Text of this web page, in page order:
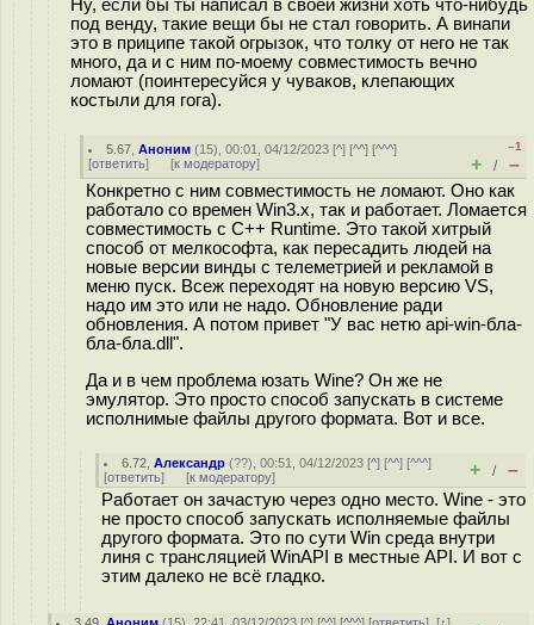
Ну, если бы ты написал в своей жизни хоть что-нибудь
под венду, такие вещи бы не стал говорить. А винапи
это в приципе такой огрызок, что толку от него не так
много, да и с ним по-моему совместимость вечно
ломают (поинтересуйся у чуваков, клепающих
костыли для гога).
5.67 ,Аноним (15), 00:01, 04/12/2023 [^] [^^] [^^^]
[ответить] [к модератору]
–1
+ / –
Конкретно с ним совместимость не ломают. Оно как
работало со времен Win3.x, так и работает. Ломается
совместимость с C++ Runtime. Это такой хитрый
способ от мелкософта, как пересадить людей на
новые версии винды с телеметрией и рекламой в
меню пуск. Всеж переходят на новую версию VS,
надо им это или не надо. Обновление ради
обновления. А потом привет "У вас нетю api-win-бла-
бла-бла.dll".
Да и в чем проблема юзать Wine? Он же не
эмулятор. Это просто способ запускать в системе
исполнимые файлы другого формата. Вот и все.
6.72 ,Александр (??), 00:51, 04/12/2023 [^] [^^] [^^^]
[ответить] [к модератору] + / –
Работает он зачастую через одно место. Wine - это
не просто способ запускать исполняемые файлы
другого формата. Это по сути Win среда внутри
линя с трансляцией WinAPI в местные API. И вот с
этим далеко не всё гладко.